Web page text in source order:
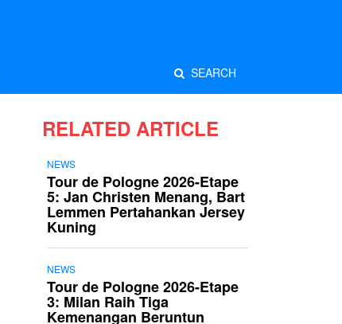
SEARCH
RELATED ARTICLE
NEWS
Tour de Pologne 2026-Etape
5: Jan Christen Menang, Bart
Lemmen Pertahankan Jersey
Kuning
NEWS
Tour de Pologne 2026-Etape
3: Milan Raih Tiga
Kemenangan Beruntun